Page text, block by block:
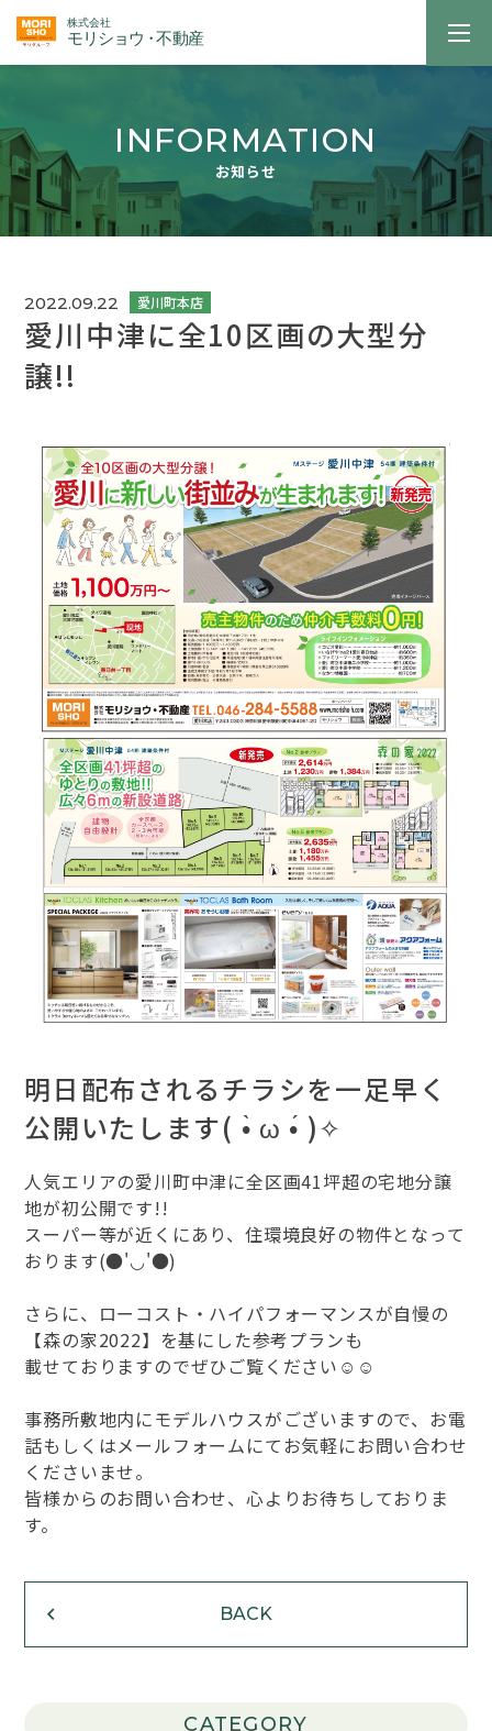
INFORMATION
お知らせ
2022.09.22
愛川中津に全10区画の大型分
譲!!
明日配布されるチラシを一足早く
公開いたします( •̀ ω •́ )✧
人気エリアの愛川町中津に全区画41坪超の宅地分譲
地が初公開です!!
スーパー等が近くにあり、住環境良好の物件となって
おります(●'◡'●)
さらに、ローコスト・ハイパフォーマンスが自慢の
【森の家2022】を基にした参考プランも
載せておりますのでぜひご覧ください☺️☺️
事務所敷地内にモデルハウスがございますので、お電
話もしくはメールフォームにてお気軽にお問い合わせ
くださいませ。
皆様からのお問い合わせ、心よりお待ちしておりま
す。
BACK
CATEGORY